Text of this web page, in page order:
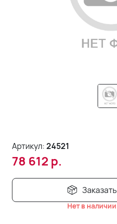
Артикул:24521
78 612р.
Заказать
Нет в наличии